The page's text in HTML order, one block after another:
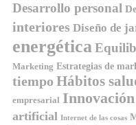
Desarrollo personal
interiores Diseño de
energética
Marketing Estrategias de
tiempo Hábitos
empresarial
artificial Internet de las cosas